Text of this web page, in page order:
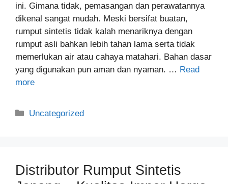
ini. Gimana tidak, pemasangan dan perawatannya
dikenal sangat mudah. Meski bersifat buatan,
rumput sintetis tidak kalah menariknya dengan
rumput asli bahkan lebih tahan lama serta tidak
memerlukan air atau cahaya matahari. Bahan dasar
yang digunakan pun aman dan nyaman. … Read
more
Categories
Uncategorized
Distributor Rumput Sintetis